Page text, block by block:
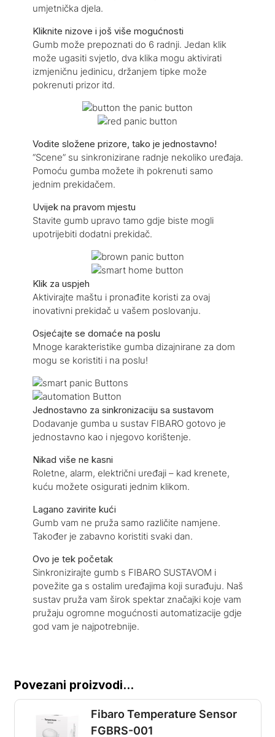
umjetnička djela.
Kliknite nizove i još više mogućnosti
Gumb može prepoznati do 6 radnji. Jedan klik
može ugasiti svjetlo, dva klika mogu aktivirati
izmjeničnu jedinicu, držanjem tipke može
pokrenuti prizor itd.
Vodite složene prizore, tako je jednostavno!
“Scene” su sinkronizirane radnje nekoliko uređaja.
Pomoću gumba možete ih pokrenuti samo
jednim prekidačem.
Uvijek na pravom mjestu
Stavite gumb upravo tamo gdje biste mogli
upotrijebiti dodatni prekidač.
Klik za uspjeh
Aktivirajte maštu i pronađite koristi za ovaj
inovativni prekidač u vašem poslovanju.
Osjećajte se domaće na poslu
Mnoge karakteristike gumba dizajnirane za dom
mogu se koristiti i na poslu!
Jednostavno za sinkronizaciju sa sustavom
Dodavanje gumba u sustav FIBARO gotovo je
jednostavno kao i njegovo korištenje.
Nikad više ne kasni
Roletne, alarm, električni uređaji – kad krenete,
kuću možete osigurati jednim klikom.
Lagano zavirite kući
Gumb vam ne pruža samo različite namjene.
Također je zabavno koristiti svaki dan.
Ovo je tek početak
Sinkronizirajte gumb s FIBARO SUSTAVOM i
povežite ga s ostalim uređajima koji surađuju. Naš
sustav pruža vam širok spektar značajki koje vam
pružaju ogromne mogućnosti automatizacije gdje
god vam je najpotrebnije.
Povezani proizvodi...
Fibaro Temperature Sensor
FGBRS-001